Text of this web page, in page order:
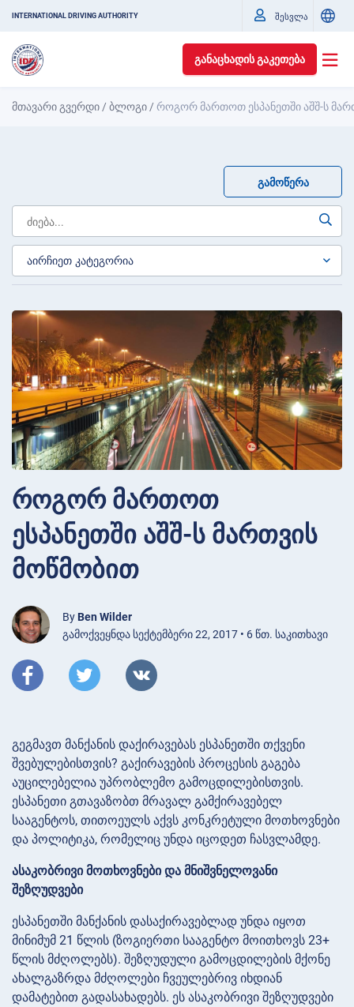
INTERNATIONAL DRIVING AUTHORITY შესვლა
ᲒᲐᲜᲐᲪᲮᲐᲓᲘᲡ ᲒᲐᲙᲔᲗᲔᲑᲐ
მთავარი გვერდი /ბლოგი /როგორ მართოთ ესპანეთში აშშ-ს
ᲒᲐᲛᲝᲬᲔᲠᲐ
როგორ მართოთ
ესპანეთში აშშ-ს მართვის
მოწმობით
By Ben Wilder
გამოქვეყნდა სექტემბერი 22, 2017 • 6 წთ. საკითხავი
გეგმავთ მანქანის დაქირავებას ესპანეთში თქვენი
შვებულებისთვის? გაქირავების პროცესის გაგება
აუცილებელია უპრობლემო გამოცდილებისთვის.
ესპანეთი გთავაზობთ მრავალ გამქირავებელ
სააგენტოს, თითოეულს აქვს კონკრეტული მოთხოვნები
და პოლიტიკა, რომელიც უნდა იცოდეთ ჩასვლამდე.
ასაკობრივი მოთხოვნები და მნიშვნელოვანი
შეზღუდვები
ესპანეთში მანქანის დასაქირავებლად უნდა იყოთ
მინიმუმ 21 წლის (ზოგიერთი სააგენტო მოითხოვს 23+
წლის მძღოლებს). შეზღუდული გამოცდილების მქონე
ახალგაზრდა მძღოლები ჩვეულებრივ იხდიან
დამატებით გადასახადებს. ეს ასაკობრივი შეზღუდვები